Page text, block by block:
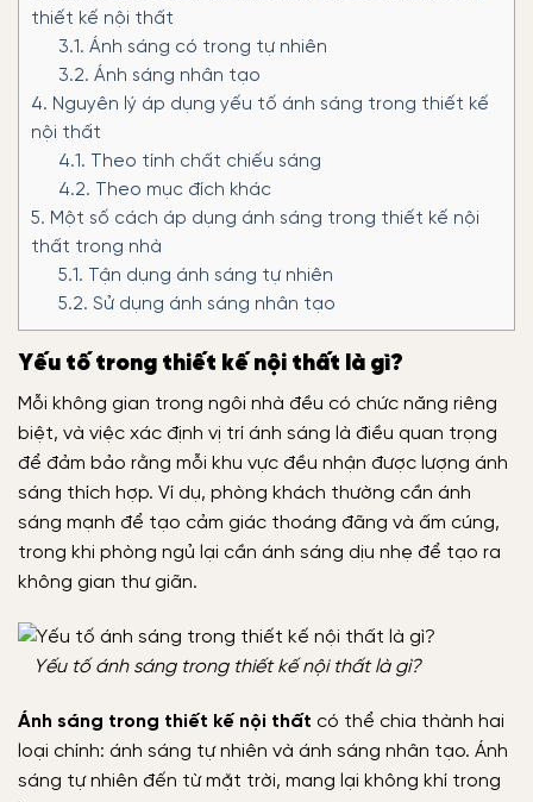
thiết kế nội thất
3.1. Ánh sáng có trong tự nhiên
3.2. Ánh sáng nhân tạo
4. Nguyên lý áp dụng yếu tố ánh sáng trong thiết kế
nội thất
4.1. Theo tính chất chiếu sáng
4.2. Theo mục đích khác
5. Một số cách áp dụng ánh sáng trong thiết kế nội
thất trong nhà
5.1. Tận dụng ánh sáng tự nhiên
5.2. Sử dụng ánh sáng nhân tạo
Yếu tố trong thiết kế nội thất là gì?
Mỗi không gian trong ngôi nhà đều có chức năng riêng
biệt, và việc xác định vị trí ánh sáng là điều quan trọng
để đảm bảo rằng mỗi khu vực đều nhận được lượng ánh
sáng thích hợp. Ví dụ, phòng khách thường cần ánh
sáng mạnh để tạo cảm giác thoáng đãng và ấm cúng,
trong khi phòng ngủ lại cần ánh sáng dịu nhẹ để tạo ra
không gian thư giãn.
Yếu tố ánh sáng trong thiết kế nội thất là gì?
Ánh sáng trong thiết kế nội thất có thể chia thành hai
loại chính: ánh sáng tự nhiên và ánh sáng nhân tạo. Ánh
sáng tự nhiên đến từ mặt trời, mang lại không khí trong